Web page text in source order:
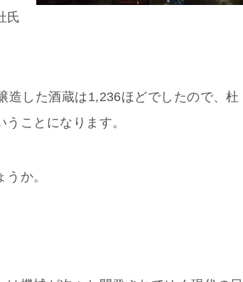
氏
造した酒蔵は1,236ほどでしたので、杜
ことになります。
か。